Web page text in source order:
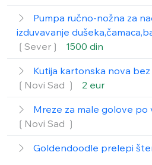
Pumpa ručno-nožna za
izduvavanje
❲Sever❳
1500 din
Kutija kartonska nova
❲Novi Sad ❳
2 eur
Mreze za male golove po
❲Novi Sad ❳
Goldendoodle prelepi